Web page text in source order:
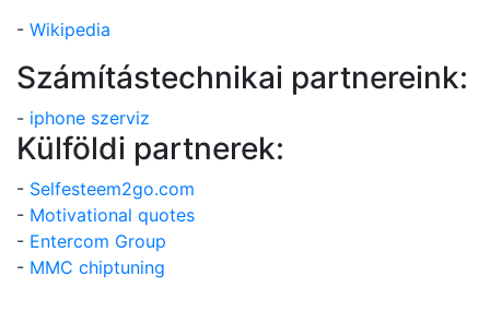
- Wikipedia
Számítástechnikai partnereink:
- iphone szerviz
Külföldi partnerek:
- Selfesteem2go.com
- Motivational quotes
- Entercom Group
- MMC chiptuning